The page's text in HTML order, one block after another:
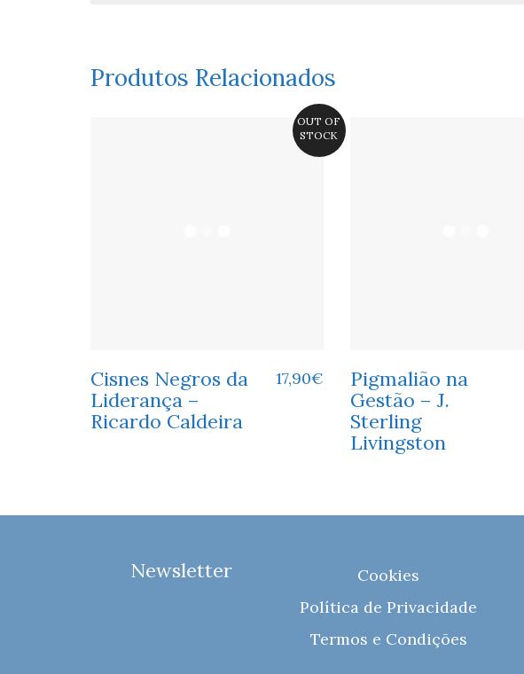
Produtos Relacionados
OUT OF
STOCK
Cisnes Negros da
Liderança –
Ricardo Caldeira
17,90€
Pigmalião na
Gestão – J.
Sterling
Livingston
Newsletter
Cookies
Política de Privacidade
Termos e Condições